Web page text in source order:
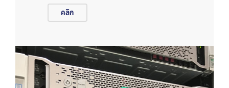
คลิก